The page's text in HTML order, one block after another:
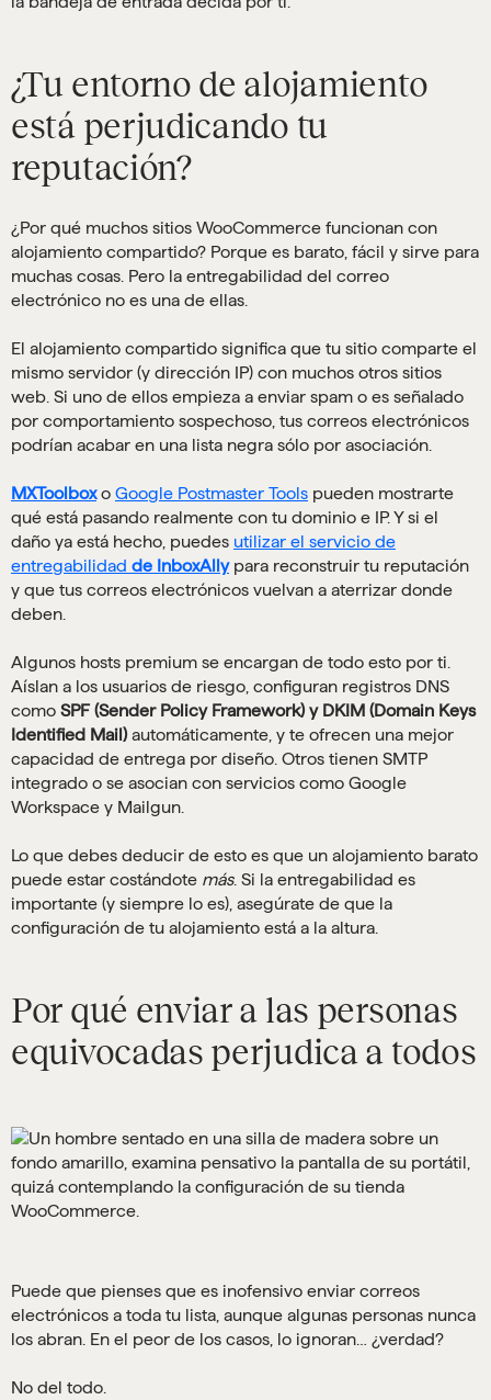
¿Tu entorno de alojamiento
está perjudicando tu
reputación?
¿Por qué muchos sitios WooCommerce funcionan con
alojamiento compartido? Porque es barato, fácil y sirve para
muchas cosas. Pero la entregabilidad del correo
electrónico no es una de ellas.
El alojamiento compartido significa que tu sitio comparte el
mismo servidor (y dirección IP) con muchos otros sitios
web. Si uno de ellos empieza a enviar spam o es señalado
por comportamiento sospechoso, tus correos electrónicos
podrían acabar en una lista negra sólo por asociación.
MXToolboxo Google Postmaster Tools pueden mostrarte
qué está pasando realmente con tu dominio e IP. Y si el
daño ya está hecho, puedes utilizar el servicio de
entregabilidad de InboxAllypara reconstruir tu reputación
y que tus correos electrónicos vuelvan a aterrizar donde
deben.
Algunos hosts premium se encargan de todo esto por ti.
Aíslan a los usuarios de riesgo, configuran registros DNS
como SPF (Sender Policy Framework) y DKIM (Domain Keys
Identified Mail)automáticamente, y te ofrecen una mejor
capacidad de entrega por diseño. Otros tienen SMTP
integrado o se asocian con servicios como Google
Workspace y Mailgun.
Lo que debes deducir de esto es que un alojamiento barato
puede estar costándote más. Si la entregabilidad es
importante (y siempre lo es), asegúrate de que la
configuración de tu alojamiento está a la altura.
Por qué enviar a las personas
equivocadas perjudica a todos
Puede que pienses que es inofensivo enviar correos
electrónicos a toda tu lista, aunque algunas personas nunca
los abran. En el peor de los casos, lo ignoran… ¿verdad?
No del todo.